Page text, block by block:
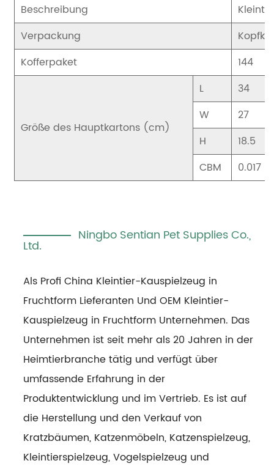
Beschreibung
Verpackung
Kofferpaket
144
Größe des Hauptkartons (cm)
L
34
W
27
H
18.5
CBM
0.017
Ningbo Sentian Pet Supplies Co.,
Ltd.
Als ProfiChina Kleintier-Kauspielzeug in
Fruchtform Lieferanten UndOEM Kleintier-
Kauspielzeug in Fruchtform Unternehmen. Das
Unternehmen ist seit mehr als 20 Jahren in der
Heimtierbranche tätig und verfügt über
umfassende Erfahrung in der
Produktentwicklung und im Vertrieb. Es ist auf
die Herstellung und den Verkauf von
Kratzbäumen, Katzenmöbeln, Katzenspielzeug,
Kleintierspielzeug, Vogelspielzeug und